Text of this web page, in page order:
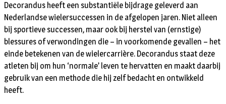
Decorandus heeft een substantiële bijdrage geleverd aan
Nederlandse wielersuccessen in de afgelopen jaren. Niet alleen
bij sportieve successen, maar ook bij herstel van (ernstige)
blessures of verwondingen die – in voorkomende gevallen – het
einde betekenen van de wielercarrière. Decorandus staat deze
atleten bij om hun ‘normale’ leven te hervatten en maakt daarbij
gebruik van een methode die hij zelf bedacht en ontwikkeld
heeft.